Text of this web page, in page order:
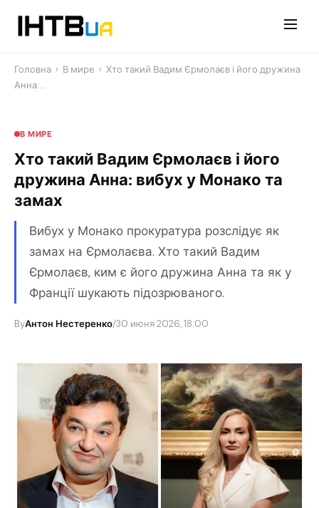
Головна › В мире › Хто такий Вадим Єрмолаєв і його дружина
Анна:…
В МИРЕ
Хто такий Вадим Єрмолаєв і його
дружина Анна: вибух у Монако та
замах
Вибух у Монако прокуратура розслідує як
замах на Єрмолаєва. Хто такий Вадим
Єрмолаєв, ким є його дружина Анна та як у
Франції шукають підозрюваного.
ByАнтон Нестеренко/30 июня 2026, 18:00